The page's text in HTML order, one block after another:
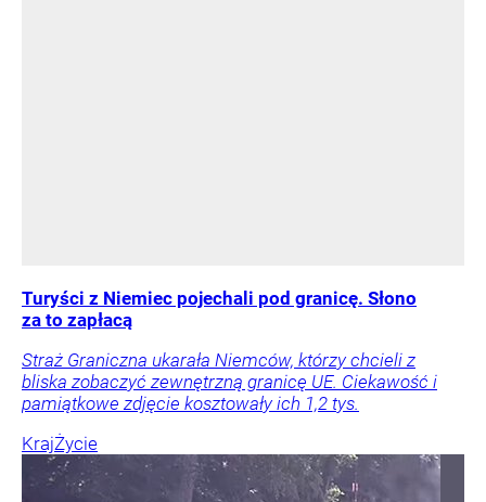
Turyści z Niemiec pojechali pod granicę. Słono
za to zapłacą
Straż Graniczna ukarała Niemców, którzy chcieli z
bliska zobaczyć zewnętrzną granicę UE. Ciekawość i
pamiątkowe zdjęcie kosztowały ich 1,2 tys.
KrajŻycie